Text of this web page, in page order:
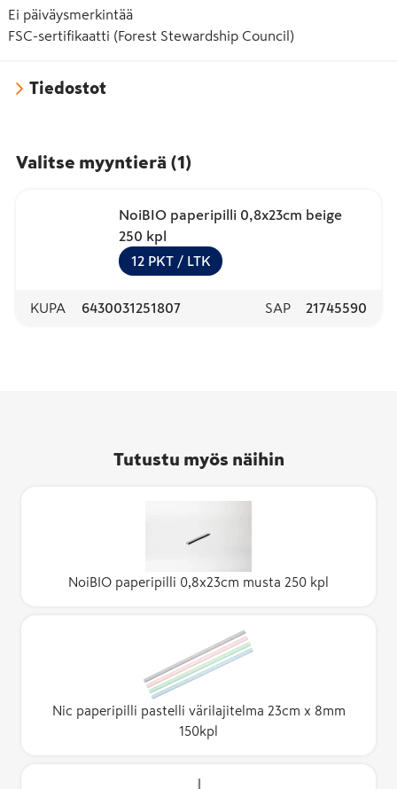
Ei päiväysmerkintää
FSC-sertifikaatti (Forest Stewardship Council)
Tiedostot
Valitse myyntierä (1)
NoiBIO paperipilli 0,8x23cm beige
250 kpl
12 PKT / LTK
KUPA 6430031251807 SAP 21745590
Tutustu myös näihin
NoiBIO paperipilli 0,8x23cm musta 250 kpl
Nic paperipilli pastelli värilajitelma 23cm x 8mm
150kpl